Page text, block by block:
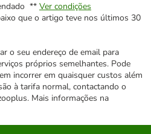
** Ver condições
que o artigo teve nos últimos 30
o seu endereço de email para
próprios semelhantes. Pode
incorrer em quaisquer custos além
à tarifa normal, contactando o
Mais informações na